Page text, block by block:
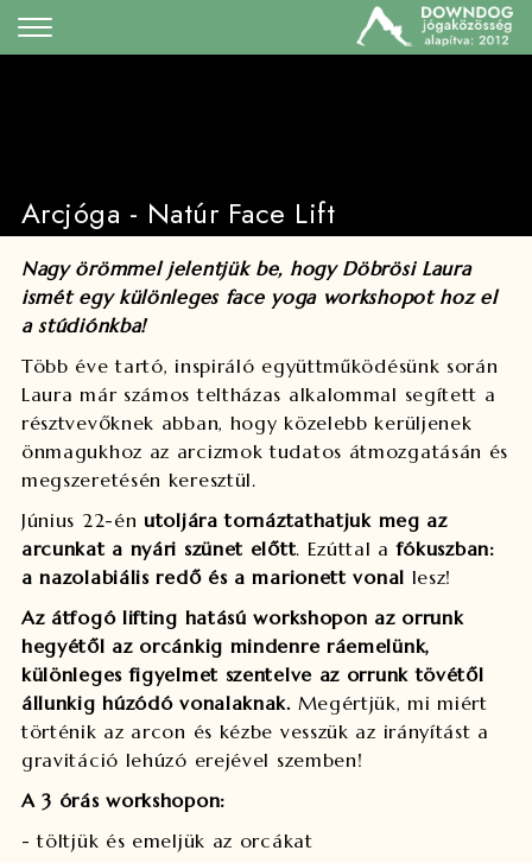
Arcjóga - Natúr Face Lift
Nagy örömmel jelentjük be, hogy Döbrösi Laura
ismét egy különleges face yoga workshopot hoz el
a stúdiónkba!
Több éve tartó, inspiráló együttműködésünk során
Laura már számos teltházas alkalommal segített a
résztvevőknek abban, hogy közelebb kerüljenek
önmagukhoz az arcizmok tudatos átmozgatásán és
megszeretésén keresztül.
Június 22-én utoljára tornáztathatjuk meg az
arcunkat a nyári szünet előtt. Ezúttal afókuszban:
a nazolabiális redő és a marionett vonal lesz!
Az átfogó lifting hatású workshopon az orrunk
hegyétől az orcánkig mindenre ráemelünk,
különleges figyelmet szentelve az orrunk tövétől
állunkig húzódó vonalaknak. Megértjük, mi miért
történik az arcon és kézbe vesszük az irányítást a
gravitáció lehúzó erejével szemben!
A 3 órás workshopon:
- töltjük és emeljük az orcákat